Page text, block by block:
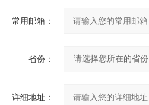
常用邮箱：
省份：
详细地址：